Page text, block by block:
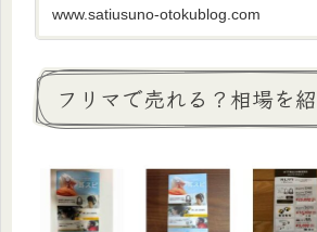
注意したいオンライン
www.satiusuno-otokublog.com
フリマで売れる？相場を